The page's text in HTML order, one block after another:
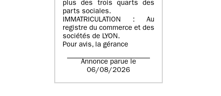
plus des trois quarts des
parts sociales.
IMMATRICULATION : Au
registre du commerce et des
sociétés de LYON.
Pour avis, la gérance
Annonce parue le
06/08/2026